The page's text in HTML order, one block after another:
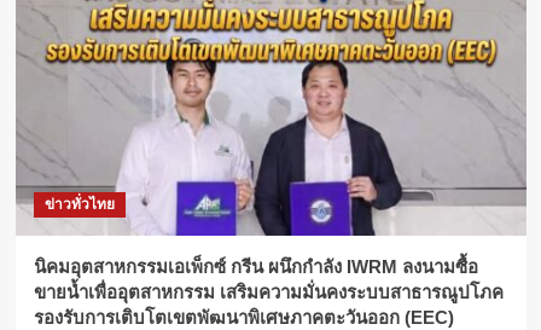
ข่าวทั่วไทย
​นิคมอุตสาหกรรมเอเพ็กซ์ กรีน ผนึกกำลัง IWRM ลงนามซื้อ
ขายน้ำเพื่ออุตสาหกรรม เสริมความมั่นคงระบบสาธารณูปโภค
รองรับการเติบโตเขตพัฒนาพิเศษภาคตะวันออก (EEC)